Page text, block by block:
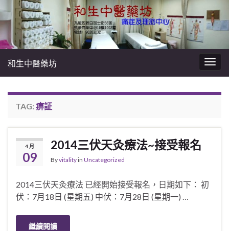
和生中醫藥坊
TAG: 痹証
4 月
09
2014三伏天灸療法~接受報名
Byvitalityin Uncategorized
2014三伏天灸療法 已經開始接受報名，日期如下： 初
伏：7月18日 (星期五) 中伏：7月28日 (星期一) …
繼續閱讀